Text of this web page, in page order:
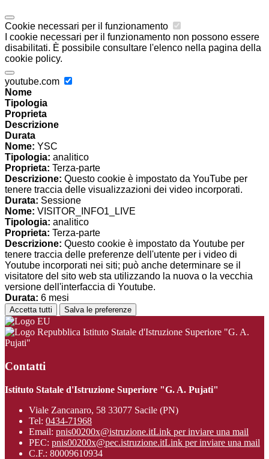
Cookie necessari per il funzionamento
I cookie necessari per il funzionamento non possono essere
disabilitati. È possibile consultare l'elenco nella pagina della
cookie policy.
youtube.com
Nome
Tipologia
Proprieta
Descrizione
Durata
Nome: YSC
Tipologia: analitico
Proprieta: Terza-parte
Descrizione: Questo cookie è impostato da YouTube per
tenere traccia delle visualizzazioni dei video incorporati.
Durata: Sessione
Nome: VISITOR_INFO1_LIVE
Tipologia: analitico
Proprieta: Terza-parte
Descrizione: Questo cookie è impostato da Youtube per
tenere traccia delle preferenze dell'utente per i video di
Youtube incorporati nei siti; può anche determinare se il
visitatore del sito web sta utilizzando la nuova o la vecchia
versione dell'interfaccia di Youtube.
Durata: 6 mesi
Accetta tutti Salva le preferenze
Istituto Statale d'Istruzione Superiore "G. A.
Pujati"
Contatti
Istituto Statale d'Istruzione Superiore "G. A. Pujati"
Viale Zancanaro, 58 33077 Sacile (PN)
Tel: 0434-71968
Email: pnis00200x@istruzione.itLink per inviare una mail
PEC: pnis00200x@pec.istruzione.itLink per inviare una mail
C.F.: 80009610934